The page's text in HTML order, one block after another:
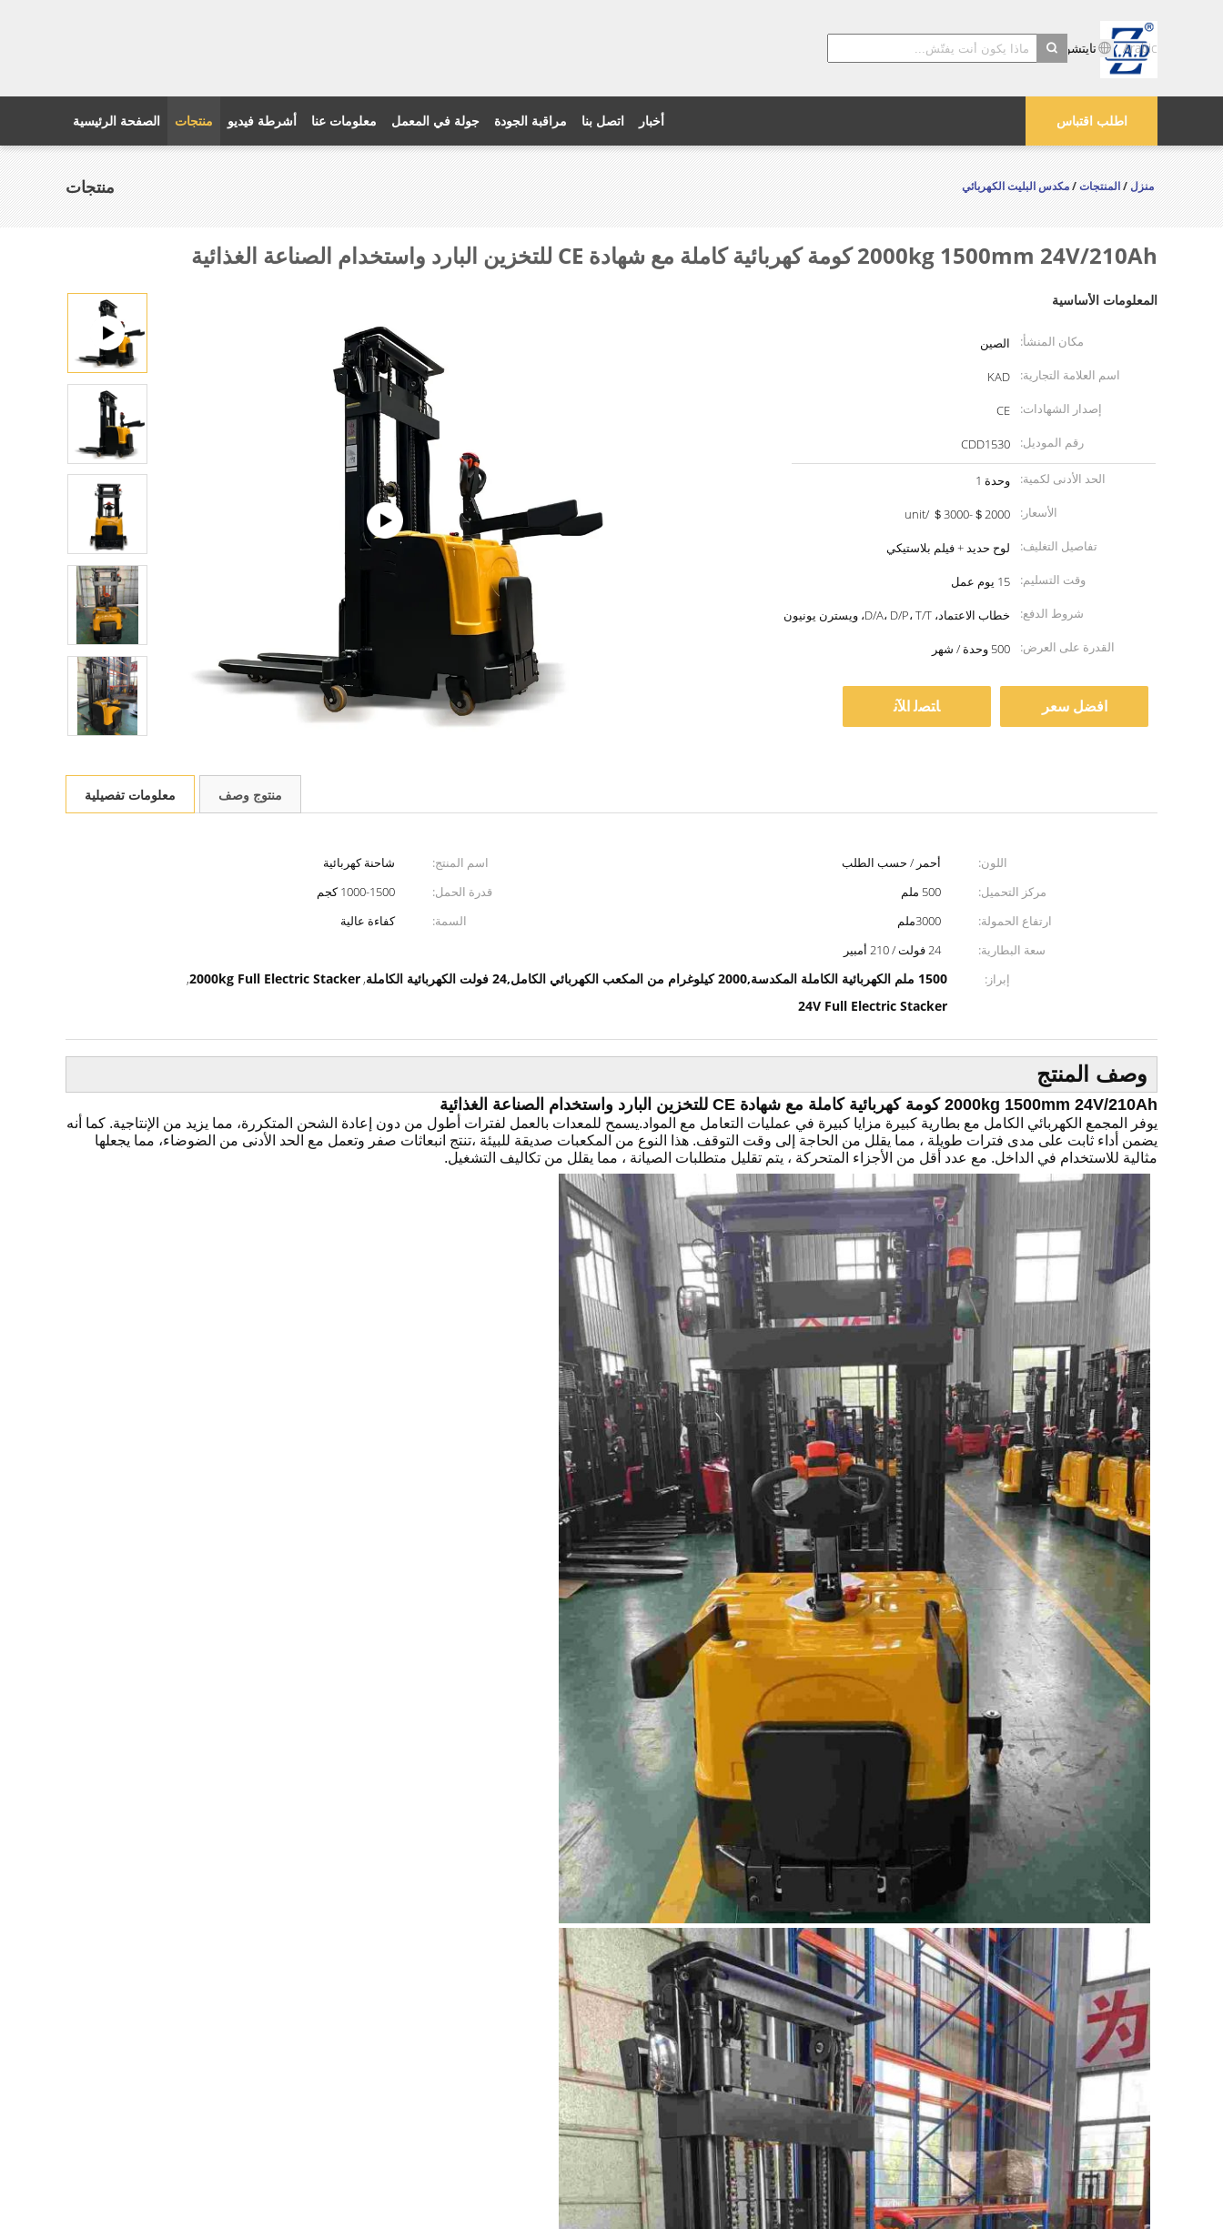
تايتشو Kayond الماكينات والشركة المحدودة
Arabic
اطلب اقتباس الصفحة الرئيسية منتجات أشرطة فيديو معلومات عنا جولة في المعمل مراقبة الجودة اتصل بنا أخبار
منتجات منزل/المنتجات/مكدس البليت الكهربائي
2000kg 1500mm 24V/210Ah كومة كهربائية كاملة مع شهادة CE للتخزين البارد واستخدام الصناعة الغذائية
المعلومات الأساسية
مكان المنشأ:
الصين
اسم العلامة التجارية:
KAD
إصدار الشهادات:
CE
رقم الموديل:
CDD1530
الحد الأدنى لكمية:
وحدة 1
الأسعار:
＄2000-＄3000 /unit
تفاصيل التغليف:
لوح حديد + فيلم بلاستيكي
وقت التسليم:
15 يوم عمل
شروط الدفع:
خطاب الاعتماد، D/A، D/P، T/T، ويسترن يونيون
القدرة على العرض:
500 وحدة / شهر
افضل سعر ﺎﺘﺼﻟ ﺍﻶﻧ
معلومات تفصيلية منتوج وصف
اللون: أحمر / حسب الطلب اسم المنتج:
شاحنة كهربائية
مركز التحميل:
500 ملم قدرة الحمل:
1000-1500 كجم
ارتفاع الحمولة:
3000ملم السمة:
كفاءة عالية
سعة البطارية:
24 فولت / 210 أمبير
إبراز:
1500 ملم الكهربائية الكاملة المكدسة,2000 كيلوغرام من المكعب الكهربائي الكامل,24 فولت الكهربائية الكاملة ,
2000kg Full Electric Stacker
,
24V Full Electric Stacker
وصف المنتج
2000kg 1500mm 24V/210Ah كومة كهربائية كاملة مع شهادة CE للتخزين البارد واستخدام الصناعة الغذائية
يوفر المجمع الكهربائي الكامل مع بطارية كبيرة مزايا كبيرة في عمليات التعامل مع المواد.يسمح للمعدات بالعمل لفترات أطول من دون إعادة الشحن المتكررة، مما يزيد من الإنتاجية. كما أنه
يضمن أداء ثابت على مدى فترات طويلة ، مما يقلل من الحاجة إلى وقت التوقف. هذا النوع من المكعبات صديقة للبيئة ،تنتج انبعاثات صفر وتعمل مع الحد الأدنى من الضوضاء، مما يجعلها
مثالية للاستخدام في الداخل. مع عدد أقل من الأجزاء المتحركة ، يتم تقليل متطلبات الصيانة ، مما يقلل من تكاليف التشغيل.